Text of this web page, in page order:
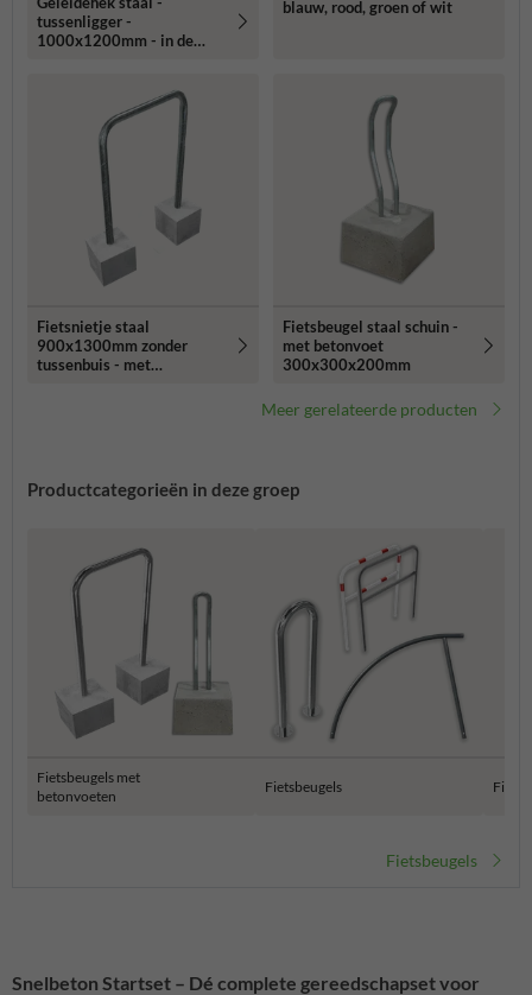
tussenligger -
1000x1200mm - in de
blauw, rood, groen of wit
Fietsnietje staal
900x1300mm zonder
tussenbuis - met
Fietsbeugel staal schuin -
met betonvoet
300x300x200mm
Meer gerelateerde producten
Productcategorieën in deze groep
Fietsbeugels met
betonvoeten
Fietsbeugels
Fietsbeugels
Snelbeton Startset – Dé complete gereedschapset voor